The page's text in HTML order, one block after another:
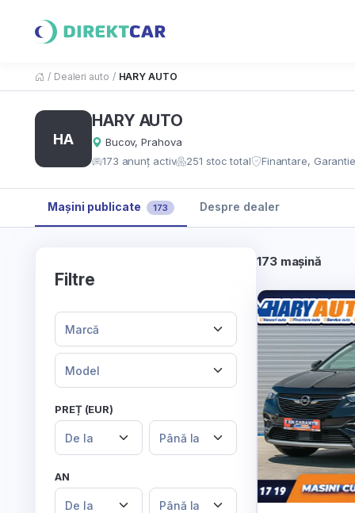
/ Dealeri auto / HARY AUTO
HA
HARY AUTO
Bucov, Prahova
173 anunț activ
251 stoc total Finantare,
Mașini publicate 173 Despre dealer
Filtre
Marcă
Model
PREȚ (EUR)
De la Până la
AN
De la Până la
173 mașină